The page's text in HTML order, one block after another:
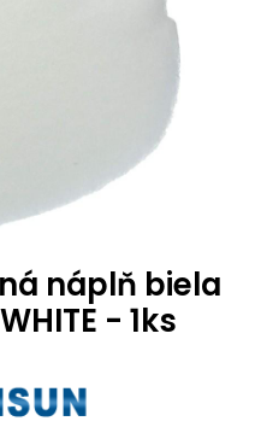
náplň biela
- 1ks